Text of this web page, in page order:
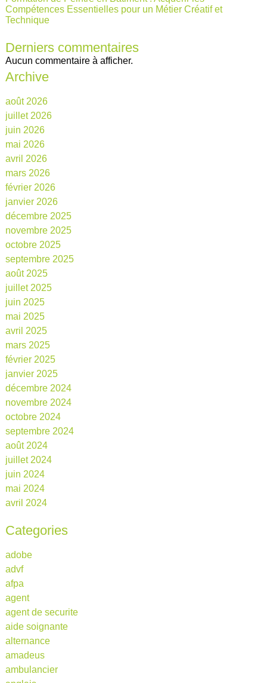
Compétences Essentielles pour un Métier Créatif et
Technique
Derniers commentaires
Aucun commentaire à afficher.
Archive
août 2026
juillet 2026
juin 2026
mai 2026
avril 2026
mars 2026
février 2026
janvier 2026
décembre 2025
novembre 2025
octobre 2025
septembre 2025
août 2025
juillet 2025
juin 2025
mai 2025
avril 2025
mars 2025
février 2025
janvier 2025
décembre 2024
novembre 2024
octobre 2024
septembre 2024
août 2024
juillet 2024
juin 2024
mai 2024
avril 2024
Categories
adobe
advf
afpa
agent
agent de securite
aide soignante
alternance
amadeus
ambulancier